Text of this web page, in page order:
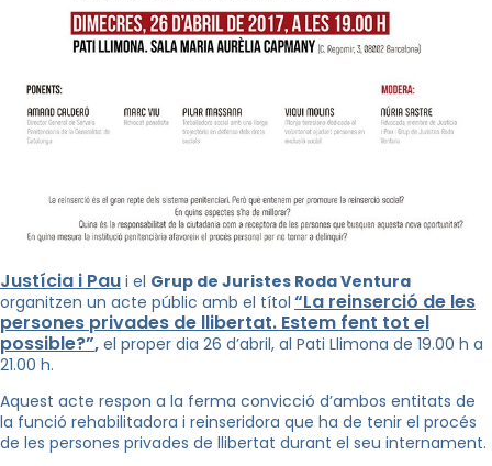
Justícia i Pau i el Grup de Juristes Roda Ventura
organitzen un acte públic amb el títol “La reinserció de les
persones privades de llibertat. Estem fent tot el
possible?”, el proper dia 26 d’abril, al Pati Llimona de 19.00 h a
21.00 h.
Aquest acte respon a la ferma convicció d’ambos entitats de
la funció rehabilitadora i reinseridora que ha de tenir el procés
de les persones privades de llibertat durant el seu internament.